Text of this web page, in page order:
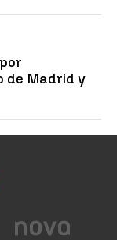
de Madrid y